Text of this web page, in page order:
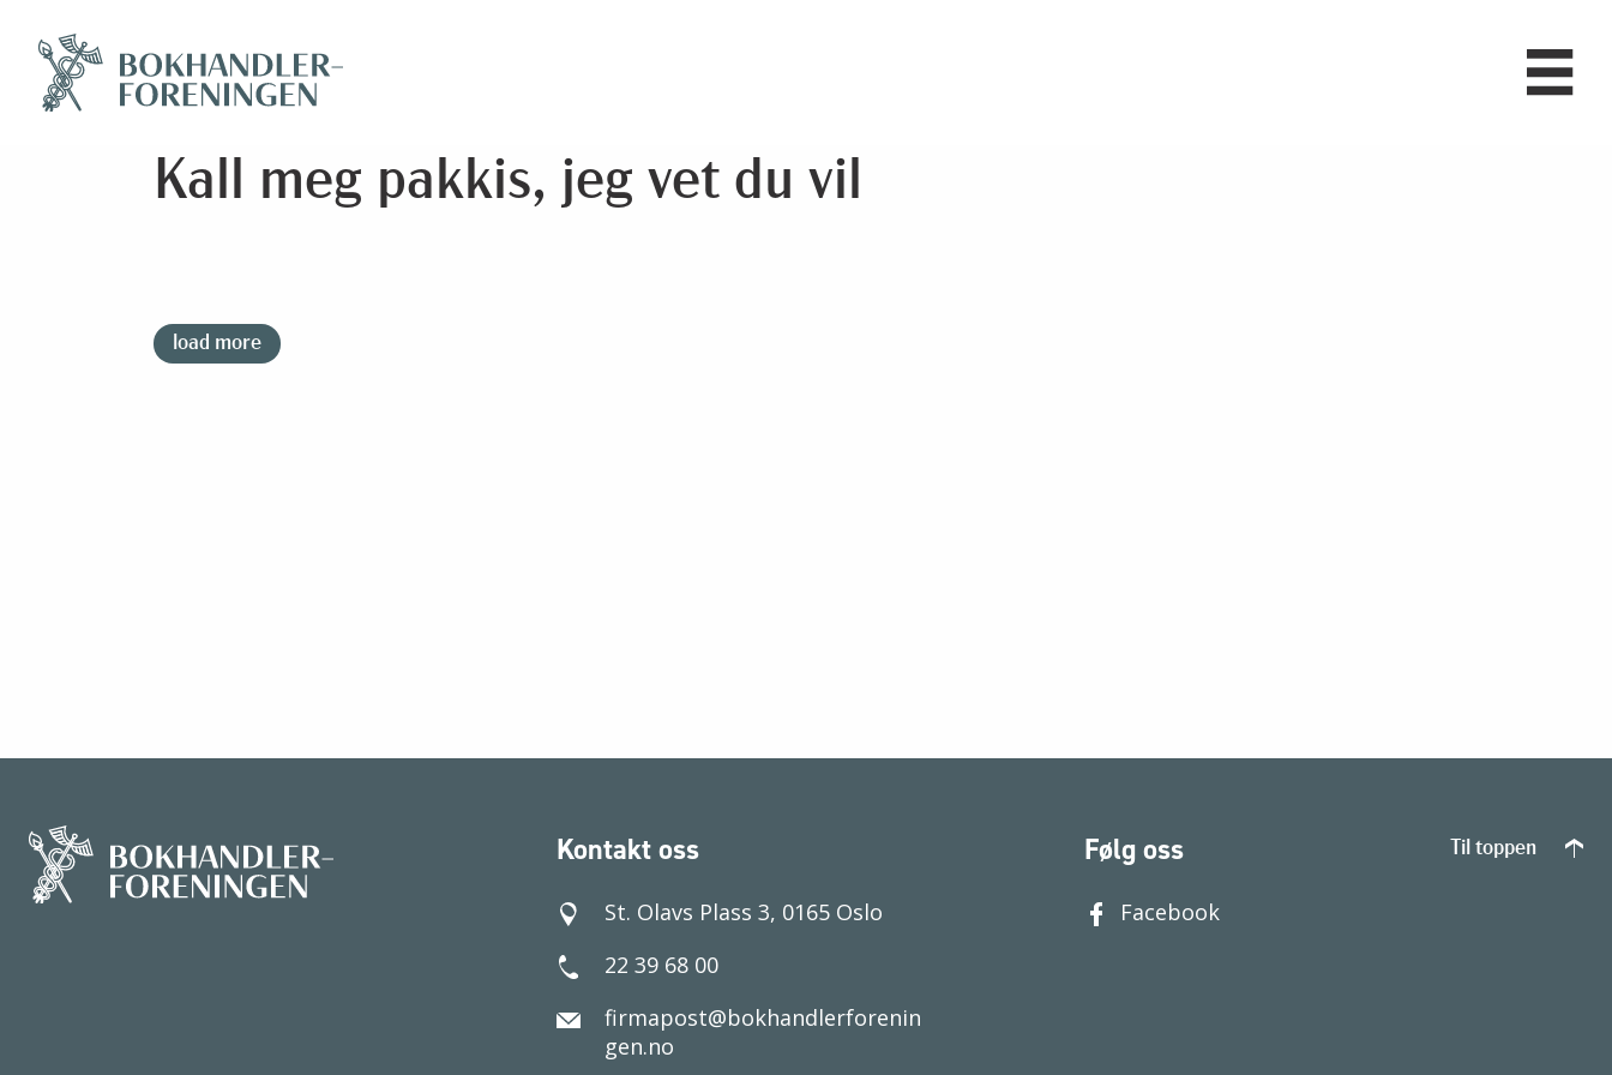
Kall meg pakkis, jeg vet du vil
load more
Kontakt oss
St. Olavs Plass 3, 0165 Oslo
22 39 68 00
firmapost@bokhandlerforenin
gen.no
Følg oss
Facebook
Til toppen